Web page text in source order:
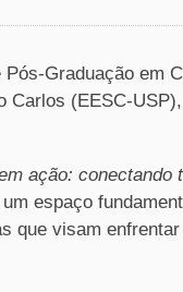
Graduação em
Carlos (EESC-
ação: conectando
espaço
que visam